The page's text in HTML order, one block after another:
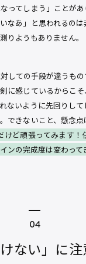
ってしまう」ことが
なあ」と思われるの
りようもありません。
しての手段が違うも
に感じているからこ
ないように先回りし
できないこと、懸念点
けど頑張ってみます！
ンの完成度は変わって
ない」に